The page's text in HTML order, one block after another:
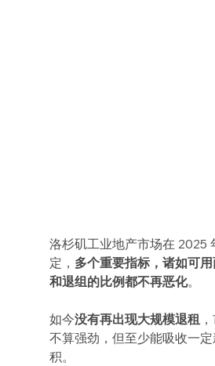
洛杉矶工业地产市场在 2025
定， 多个重要指标，诸如可
和退组的比例都不再恶化。
如今没有再出现大规模退租
不算强劲，但至少能吸收一
积。